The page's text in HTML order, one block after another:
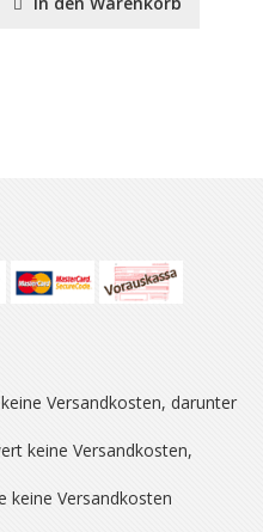
Versandkosten, darunter
keine Versandkosten,
keine Versandkosten